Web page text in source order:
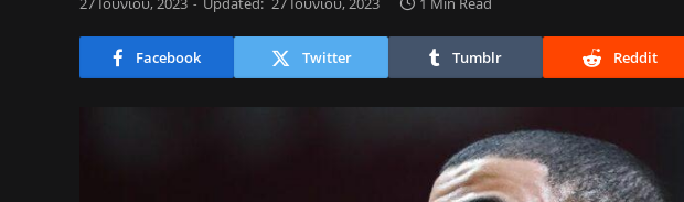
Facebook Twitter Tumblr Reddit